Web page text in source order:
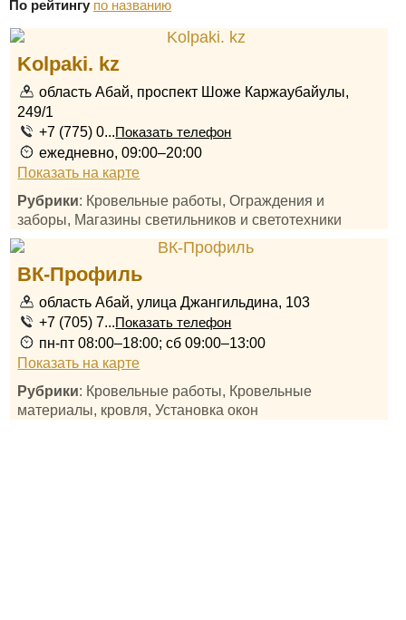
По рейтингу по названию
Kolpaki. kz
область Абай, проспект Шоже Каржаубайулы,
249/1
+7 (775) 0...Показать телефон
ежедневно, 09:00–20:00
Показать на карте
Рубрики: Кровельные работы, Ограждения и
заборы, Магазины светильников и светотехники
ВК-Профиль
область Абай, улица Джангильдина, 103
+7 (705) 7...Показать телефон
пн-пт 08:00–18:00; сб 09:00–13:00
Показать на карте
Рубрики: Кровельные работы, Кровельные
материалы, кровля, Установка окон